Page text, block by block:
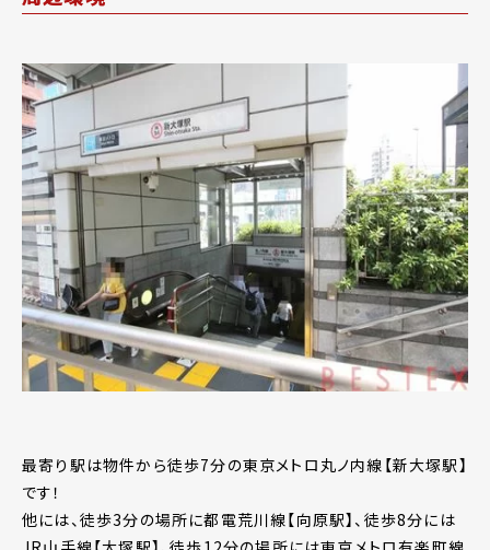
最寄り駅は物件から徒歩7分の東京メトロ丸ノ内線【新大塚駅】
です！
他には、徒歩3分の場所に都電荒川線【向原駅】、徒歩8分には